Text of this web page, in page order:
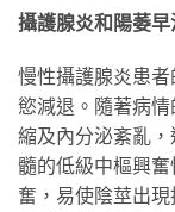
攝護腺炎和陽萎早
慢性攝護腺炎患
慾減退。隨著病
縮及內分泌紊亂
髓的低級中樞興
奮，易使陰莖出